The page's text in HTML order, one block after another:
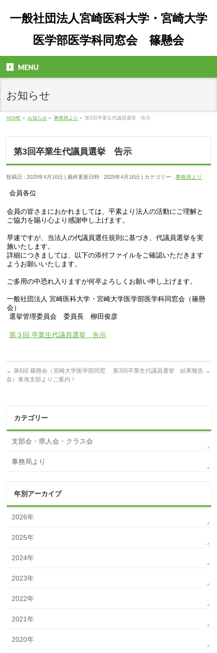
一般社団法人宮崎医科大学・宮崎大学
医学部医学科同窓会 篠懸会
MENU
お知らせ
HOME » お知らせ » 事務局より » 第3回卒業生代議員選挙 告示
第3回卒業生代議員選挙 告示
投稿日 : 2025年4月16日 最終更新日時 : 2025年4月16日 カテゴリー :事務局より
会員各位
会員の皆さまにおかれましては、平素より法人の活動にご理解と
ご協力を賜り心より感謝申し 上げます。
早速ですが、当法人の代議員選任規則に基づき、代議員選挙を実
施いたします。
詳細につきましては、以下の添付ファイルをご確認いただきます
ようお願いいたします。
ご多用の中恐れ入りますが何卒よろしくお願い申し上げます。
一般社団法人 宮崎医科大学・宮崎大学医学部医学科同窓会（篠懸
会）
選挙管理委員会 委員長 柳田俊彦
第３回 卒業生代議員選挙 告示
← 第6回 篠懸会（宮崎大学医学部同窓
会）東海支部よりご案内！
第3回卒業生代議員選挙 結果報告 →
カテゴリー
支部会・県人会・クラス会
事務局より
年別アーカイブ
2026年
2025年
2024年
2023年
2022年
2021年
2020年